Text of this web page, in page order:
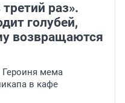
раз».
голубей,
возвращаются
Героиня мема
в кафе